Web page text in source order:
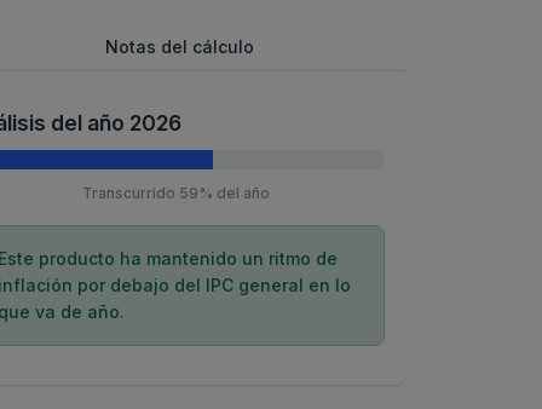
Notas del cálculo
del año 2026
Transcurrido 59% del año
producto ha mantenido un ritmo de
por debajo del IPC general en lo
va de año.